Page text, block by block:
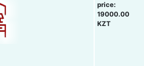
price:
19000.00
KZT